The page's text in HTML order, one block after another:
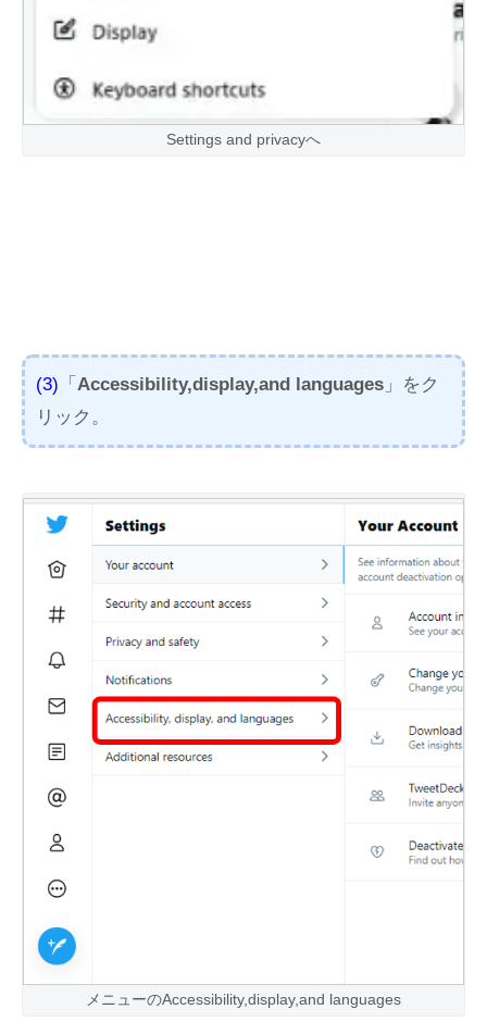
Settings and privacyへ
(3) 「 Accessibility,display,and languages 」をク
リック。
メニューのAccessibility,display,and languages